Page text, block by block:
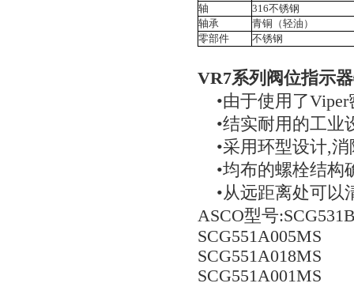
轴
316不锈钢
轴承
青铜（轻油）
零部件
不锈钢
VR7系列阀位指示
•由于使用了Viper
•结实耐用的工业
•采用环型设计,消
•均布的螺栓结构
•从远距离处可以
ASCO型号
SCG551A005MS
SCG551A018MS
SCG551A001MS